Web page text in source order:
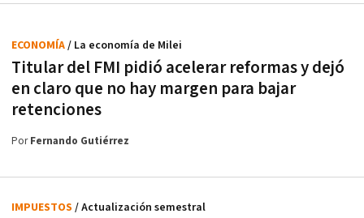
Titular del FMI pidió acelerar reformas y dejó
en claro que no hay margen para bajar
retenciones
ECONOMÍA/ La economía de Milei
PorFernando Gutiérrez
IMPUESTOS / Actualización semestral